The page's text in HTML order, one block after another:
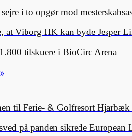
i to opgør mod
at Viborg HK kan byde Jesper
tilskuere i BioCirc Arena
til Ferie- & Golfresort Hjarbæk
på panden sikrede European